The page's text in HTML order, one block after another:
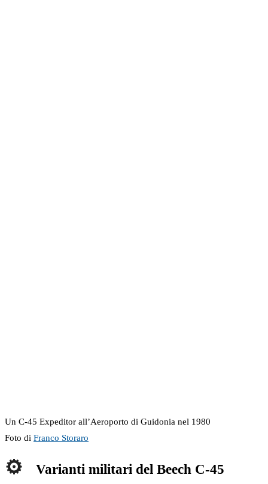
Un C-45 Expeditor all’Aeroporto di Guidonia nel 1980
Foto di Franco Storaro
Varianti militari del Beech C-45